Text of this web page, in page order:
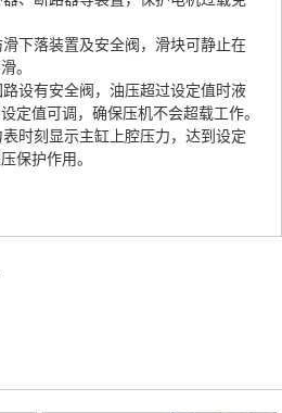
下落装置及安全阀，滑块可静止在
。
设有安全阀，油压超过设定值时液
定值可调，确保压机不会超载工作。
时刻显示主缸上腔压力，达到设定
保护作用。